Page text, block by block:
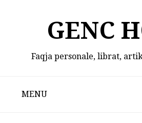
GENC
Faqja personale, librat,
MENU